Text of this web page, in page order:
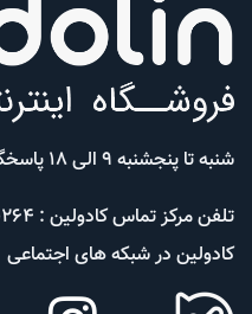
شنبه تا پنجشنبه 9 الی 18 پاسخگوی شما هستیم
تلفن مرکز تماس کادولین : 91690264-021
کادولین در شبکه های اجتماعی